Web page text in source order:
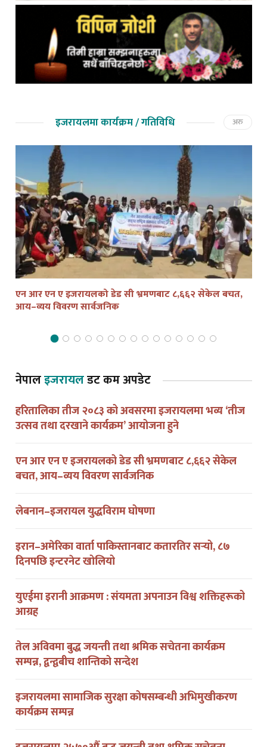
इजरायलमा कार्यक्रम / गतिविधि
एन आर एन ए इजरायलको डेड सी भ्रमणबाट ८,६६२ सेकेल बचत,
आय–व्यय विवरण सार्वजनिक
नेपाल डट कम अपडेट
हरितालिका तीज २०८३ को अवसरमा इजरायलमा भव्य ‘तीज
उत्सव तथा दरखाने कार्यक्रम’ आयोजना हुने
एन आर एन ए इजरायलको डेड सी भ्रमणबाट ८,६६२ सेकेल
बचत, आय–व्यय विवरण सार्वजनिक
लेबनान–इजरायल युद्धविराम घोषणा
इरान–अमेरिका वार्ता पाकिस्तानबाट कतारतिर सर्‍यो, ८७
दिनपछि इन्टरनेट खोलियो
युएईमा इरानी आक्रमण : संयमता अपनाउन विश्व शक्तिहरूको
आग्रह
तेल अविवमा बुद्ध जयन्ती तथा श्रमिक सचेतना कार्यक्रम
सम्पन्न, द्वन्द्वबीच शान्तिको सन्देश
इजरायलमा सामाजिक सुरक्षा कोषसम्बन्धी अभिमुखीकरण
कार्यक्रम सम्पन्न
इजरायलमा २५७०औं बुद्ध जयन्ती तथा श्रमिक सचेतना